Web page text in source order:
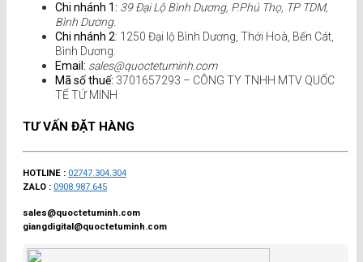
Chi nhánh 1: 39 Đại Lộ Bình Dương, P.Phú Thọ, TP TDM,
Bình Dương.
Chi nhánh 2: 1250 Đại lộ Bình Dương, Thới Hoà, Bến Cát,
Bình Dương.
Email: sales@quoctetuminh.com
Mã số thuế: 3701657293 – CÔNG TY TNHH MTV QUỐC
TẾ TỨ MINH
TƯ VẤN ĐẶT HÀNG
HOTLINE : 02747.304.304
ZALO : 0908.987.645
sales@quoctetuminh.com
giangdigital@quoctetuminh.com